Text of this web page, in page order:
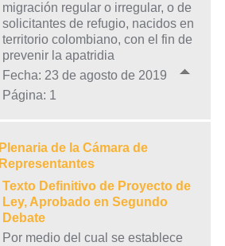
migración regular o irregular, o de
solicitantes de refugio, nacidos en
territorio colombiano, con el fin de
prevenir la apatridia
Fecha: 23 de agosto de 2019
Página: 1
Plenaria de la Cámara de
Representantes
Texto Definitivo de Proyecto de
Ley, Aprobado en Segundo
Debate
Por medio del cual se establece